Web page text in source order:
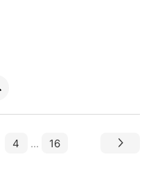
4 ... 16